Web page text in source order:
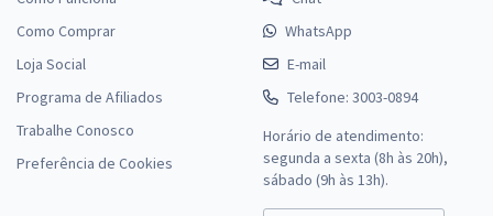
Como Comprar
Loja Social
Programa de Afiliados
Trabalhe Conosco
Preferência de Cookies
WhatsApp
E-mail
Telefone: 3003-0894
Horário de atendimento:
segunda a sexta (8h às 20h),
sábado (9h às 13h).